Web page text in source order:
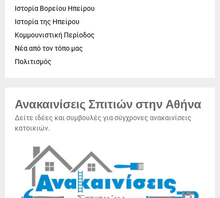
Ιστορία Βορείου Ηπείρου
Ιστορία της Ηπείρου
Κομμουνιστική Περίοδος
Νέα από τον τόπο μας
Πολιτισμός
Ανακαινίσεις Σπιτιών στην Αθήνα
Δείτε ιδέες και συμβουλές για σύγχρονες ανακαινίσεις
κατοικιών.